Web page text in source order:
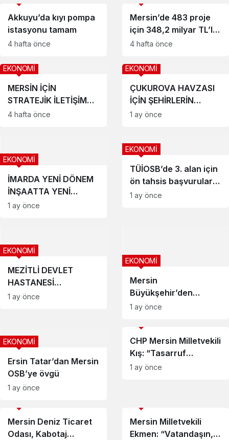
kazanıyor
Akkuyu’da kıyı pompa
istasyonu tamam
4 hafta önce
Mersin’de 483 proje
için 348,2 milyar TL’lik
yatırım
4 hafta önce
MERSİN İÇİN
STRATEJİK İLETİŞİM
VURGUSU
EKONOMİ
4 hafta önce
ÇUKUROVA HAVZASI
İÇİN ŞEHİRLERİN
BİRBİRİYLE DEĞİL,
GELİŞTİRİLMELİ
EKONOMİ
1 ay önce
İMARDA YENİ DÖNEM
İNŞAATTA YENİ
DÜZEN
EKONOMİ
1 ay önce
TÜİOSB’de 3. alan için
ön tahsis başvuruları
başladı
EKONOMİ
1 ay önce
MEZİTLİ DEVLET
HASTANESİ
TAMAMLANDI, AÇILIŞ
EKONOMİ
1 ay önce
Mersin
Büyükşehir’den
Gülnarlı Üreticilere
EKONOMİ
1 ay önce
Ersin Tatar’dan Mersin
OSB’ye övgü
EKONOMİ
1 ay önce
CHP Mersin Milletvekili
Kış: “Tasarruf
vatandaşa, borç ve
1 ay önce
Mersin Deniz Ticaret
Odası, Kabotaj
Mersin Milletvekili
Ekmen: “Vatandaşın,